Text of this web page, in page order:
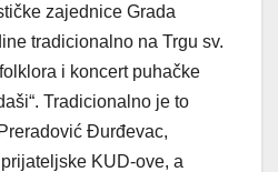
zajednice Grada
tradicionalno na Trgu sv.
i koncert puhačke
Tradicionalno je to
Đurđevac,
KUD-ove, a